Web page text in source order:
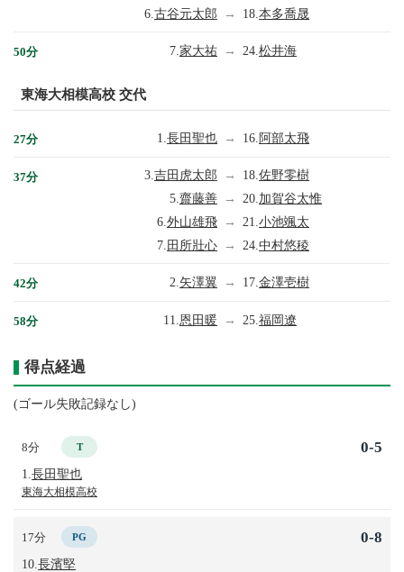
6. 古谷元太郎 → 18. 本多喬晟
50分 7. 家大祐 → 24. 松井海
東海大相模高校 交代
27分 1. 長田聖也 → 16. 阿部太飛
37分 3. 吉田虎太郎 → 18. 佐野零樹
5. 齋藤善 → 20. 加賀谷太惟
6. 外山雄飛 → 21. 小池颯太
7. 田所壯心 → 24. 中村悠稜
42分 2. 矢澤翼 → 17. 金澤壱樹
58分 11. 恩田暖 → 25. 福岡遼
得点経過
(ゴール失敗記録なし)
8分 T
1. 長田聖也
東海大相模高校
0-5
17分 PG
10. 長濱堅
0-8